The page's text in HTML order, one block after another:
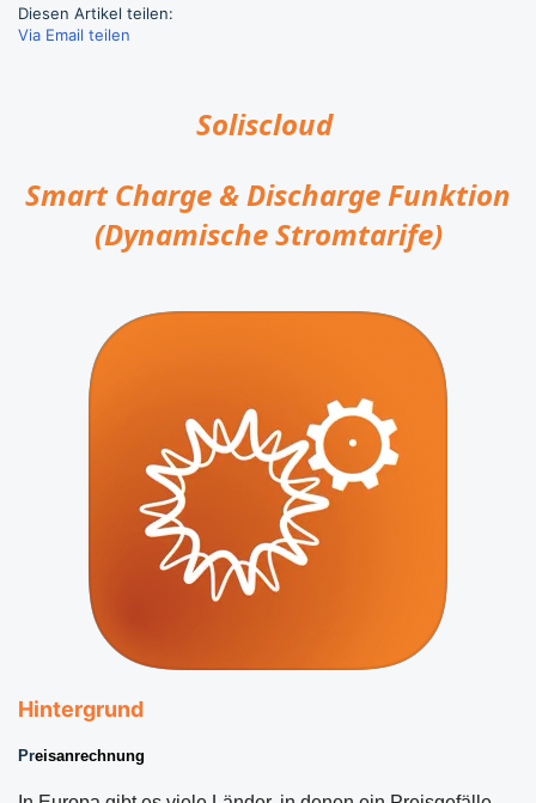
Diesen Artikel teilen:
Via Email teilen
Soliscloud
Smart Charge & Discharge Funktion
(Dynamische Stromtarife)
Hintergrund
Preisanrechnung